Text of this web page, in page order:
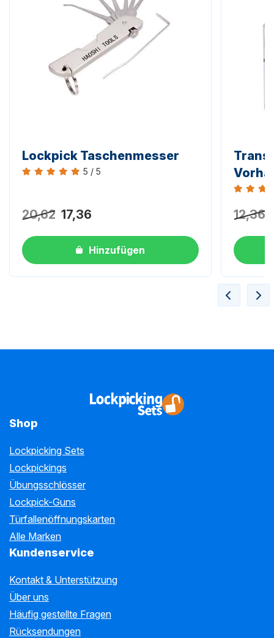
Lockpick Taschenmesser
Bewertung 5 von 5
5 / 5
20,62 17,36
Hinzufügen
12,36
Shop
Lockpicking Sets
Lockpickings
Übungsschlösser
Lockpick-Guns
Türfallenöffnungskarten
Alle Marken
Kundenservice
Kontakt & Unterstützung
Über uns
Häufig gestellte Fragen
Rücksendungen